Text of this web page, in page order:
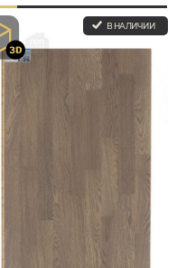
В НАЛИЧИИ